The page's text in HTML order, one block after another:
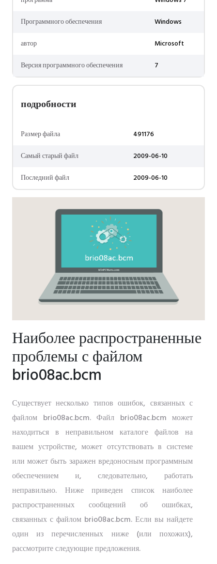
Программного обеспечения
Windows
автор
Microsoft
Версия программного обеспечения
7
подробности
Размер файла
491176
Самый старый файл
2009-06-10
Последний файл
2009-06-10
Наиболее распространенные
проблемы с файлом
brio08ac.bcm
Существует несколько типов ошибок, связанных с
файлом brio08ac.bcm. Файл brio08ac.bcm может
находиться в неправильном каталоге файлов на
вашем устройстве, может отсутствовать в системе
или может быть заражен вредоносным программным
обеспечением и, следовательно, работать
неправильно. Ниже приведен список наиболее
распространенных сообщений об ошибках,
связанных с файлом brio08ac.bcm. Если вы найдете
один из перечисленных ниже (или похожих),
рассмотрите следующие предложения.